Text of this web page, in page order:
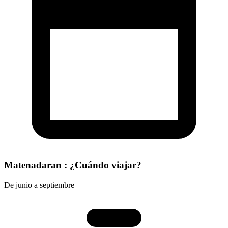
Matenadaran : ¿Cuándo viajar?
De junio a septiembre